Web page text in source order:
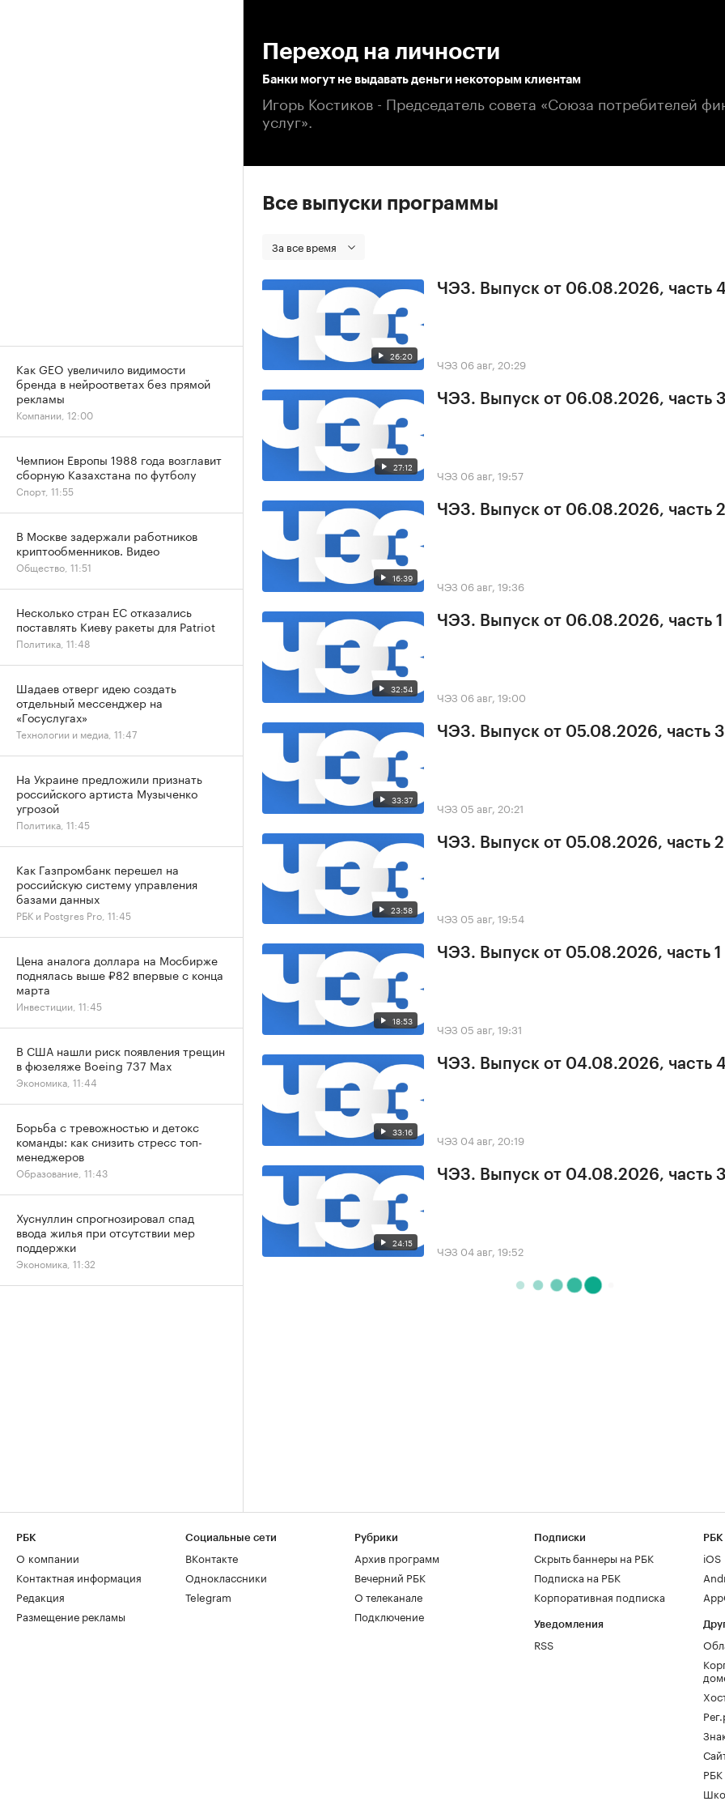
Переход на личности
Банки могут не выдавать деньги некоторым клиентам
Игорь Костиков - Председатель совета «Союза потребителей
услуг».
Все выпуски программы
За все время
26:20
ЧЭЗ. Выпуск от 06.08.2026, часть
ЧЭЗ 06 авг, 20:29
27:12
ЧЭЗ. Выпуск от 06.08.2026, часть
ЧЭЗ 06 авг, 19:57
16:39
ЧЭЗ. Выпуск от 06.08.2026, часть 2
ЧЭЗ 06 авг, 19:36
32:54
ЧЭЗ. Выпуск от 06.08.2026, часть 1
ЧЭЗ 06 авг, 19:00
33:37
ЧЭЗ. Выпуск от 05.08.2026, часть 3
ЧЭЗ 05 авг, 20:21
23:58
ЧЭЗ. Выпуск от 05.08.2026, часть 2
ЧЭЗ 05 авг, 19:54
18:53
ЧЭЗ. Выпуск от 05.08.2026, часть 1
ЧЭЗ 05 авг, 19:31
33:16
ЧЭЗ. Выпуск от 04.08.2026, часть
ЧЭЗ 04 авг, 20:19
24:15
ЧЭЗ. Выпуск от 04.08.2026, часть
ЧЭЗ 04 авг, 19:52
Как GEO увеличило видимости
бренда в нейроответах без прямой
рекламы
Компании, 12:00
Чемпион Европы 1988 года возглавит
сборную Казахстана по футболу
Спорт, 11:55
В Москве задержали работников
криптообменников. Видео
Общество, 11:51
Несколько стран ЕС отказались
поставлять Киеву ракеты для Patriot
Политика, 11:48
Шадаев отверг идею создать
отдельный мессенджер на
«Госуслугах»
Технологии и медиа, 11:47
На Украине предложили признать
российского артиста Музыченко
угрозой
Политика, 11:45
Как Газпромбанк перешел на
российскую систему управления
базами данных
РБК и Postgres Pro, 11:45
Цена аналога доллара на Мосбирже
поднялась выше ₽82 впервые с конца
марта
Инвестиции, 11:45
В США нашли риск появления трещин
в фюзеляже Boeing 737 Max
Экономика, 11:44
Борьба с тревожностью и детокс
команды: как снизить стресс топ-
менеджеров
Образование, 11:43
Хуснуллин спрогнозировал спад
ввода жилья при отсутствии мер
поддержки
Экономика, 11:32
РБК
О компании
Контактная информация
Редакция
Размещение рекламы
Социальные сети
ВКонтакте
Одноклассники
Telegram
Рубрики
Архив программ
Вечерний РБК
О телеканале
Подключение
Подписки
Скрыть баннеры на РБК
Подписка на РБК
Корпоративная подписка
Уведомления
RSS
РБК
iOS